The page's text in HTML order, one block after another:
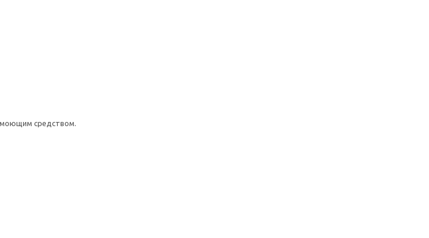
моющим средством.